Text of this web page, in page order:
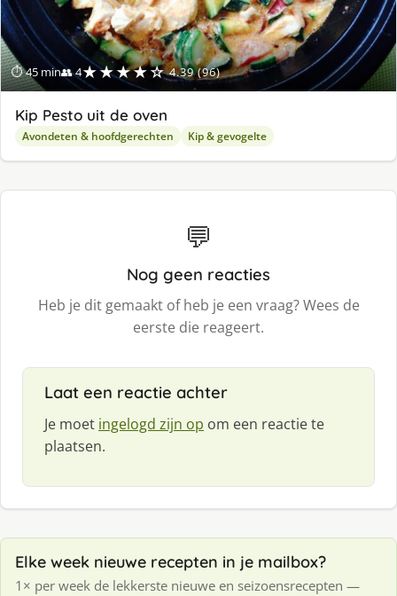
⏱ 45 min👥 4★★★★☆ 4.39 (96)
Kip Pesto uit de oven
Avondeten & hoofdgerechten Kip & gevogelte
💬
Nog geen reacties
Heb je dit gemaakt of heb je een vraag? Wees de
eerste die reageert.
Laat een reactie achter
Je moet ingelogd zijn op om een reactie te
plaatsen.
Elke week nieuwe recepten in je mailbox?
1× per week de lekkerste nieuwe en seizoensrecepten —